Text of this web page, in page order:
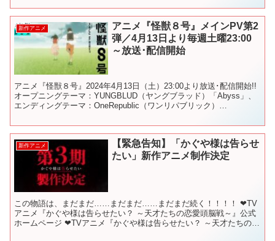
新作アニメ
アニメ『怪獣８号』メインPV第2
弾／4月13日より毎週土曜23:00
～放送･配信開始
アニメ『怪獣８号』2024年4月13日（土）23:00より放送･配信開始!!
オープニングテーマ：YUNGBLUD（ヤングブラッド）「Abyss」、
エンディングテーマ：OneRepublic（ワンリパブリック）
新作アニメ
【緊急告知】「かぐや様は告らせ
たい」新作アニメ制作決定
この物語は、まだまだ……まだまだ……まだまだ続く！！！！ ❤TV
アニメ『かぐや様は告らせたい？ ～天才たちの恋愛頭脳戦～』公式
ホームページ ❤TVアニメ『かぐや様は告らせたい？ ～天才たちの恋